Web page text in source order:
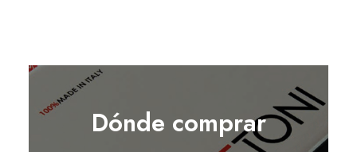
Dónde comprar